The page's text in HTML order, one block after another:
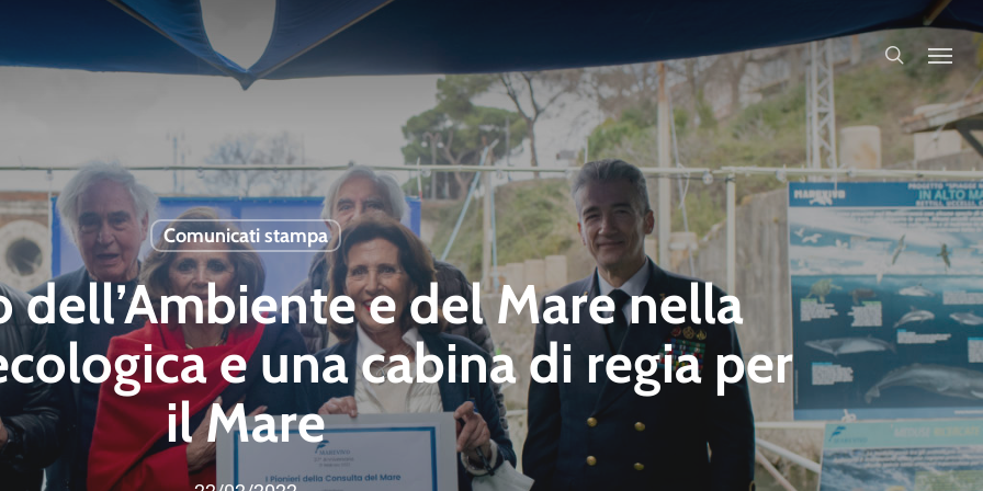
search
Comunicati stampa
e del Mare nella
e una cabina di regia per
il Mare